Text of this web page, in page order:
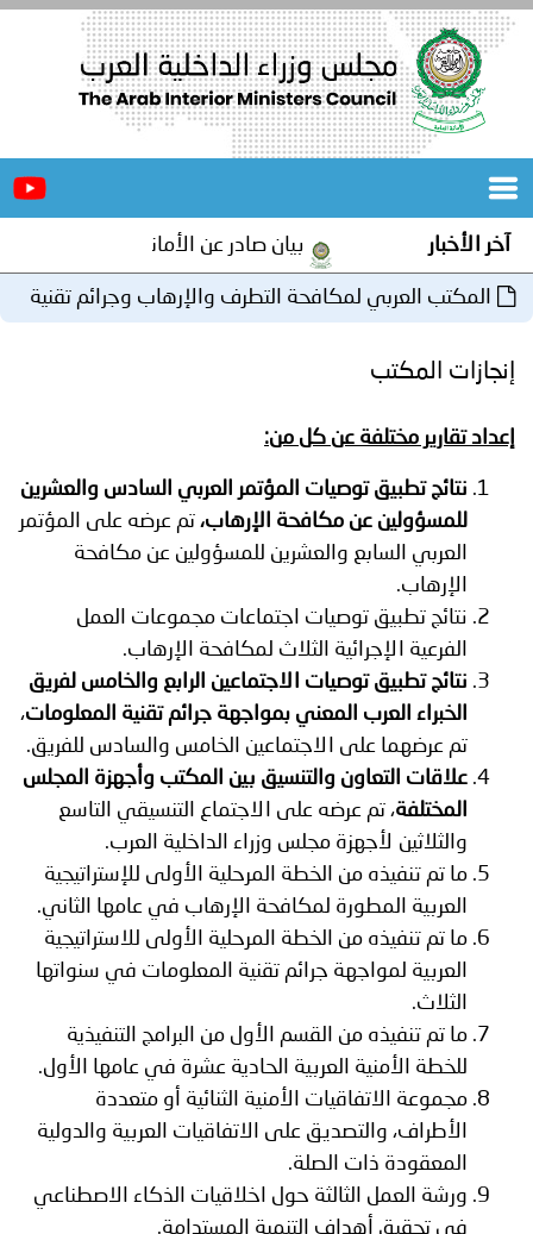
الرئيسية
مؤتمرات
و
اجتماعات
جهود
و
إنجازات
برامج
توعوية
الخدمات
الإلكترونية
صور
وفيديو
مجلة
أصداء
الأمانة
إعلانات
من
نحن
اتصل
بنا
آخر الأخبار بيان صادر عن الأمانة العامة لمجلس
المكتب العربي لمكافحة التطرف والإرهاب وجرائم تقنية
إنجازات المكتب
إعداد تقارير مختلفة عن كل من:
نتائج تطبيق توصيات المؤتمر العربي السادس والعشرين
للمسؤولين عن مكافحة الإرهاب، تم عرضه على المؤتمر
العربي السابع والعشرين للمسؤولين عن مكافحة
الإرهاب.
نتائج تطبيق توصيات اجتماعات مجموعات العمل
الفرعية الإجرائية الثلاث لمكافحة الإرهاب.
نتائج تطبيق توصيات الاجتماعين الرابع والخامس لفريق
الخبراء العرب المعني بمواجهة جرائم تقنية المعلومات،
تم عرضهما على الاجتماعين الخامس والسادس للفريق.
علاقات التعاون والتنسيق بين المكتب وأجهزة المجلس
المختلفة، تم عرضه على الاجتماع التنسيقي التاسع
والثلاثين لأجهزة مجلس وزراء الداخلية العرب.
ما تم تنفيذه من الخطة المرحلية الأولى للإستراتيجية
العربية المطورة لمكافحة الإرهاب في عامها الثاني.
ما تم تنفيذه من الخطة المرحلية الأولى للاستراتيجية
العربية لمواجهة جرائم تقنية المعلومات في سنواتها
الثلاث.
ما تم تنفيذه من القسم الأول من البرامج التنفيذية
للخطة الأمنية العربية الحادية عشرة في عامها الأول.
مجموعة الاتفاقيات الأمنية الثنائية أو متعددة
الأطراف، والتصديق على الاتفاقيات العربية والدولية
المعقودة ذات الصلة.
ورشة العمل الثالثة حول اخلاقيات الذكاء الاصطناعي
في تحقيق أهداف التنمية المستدامة.